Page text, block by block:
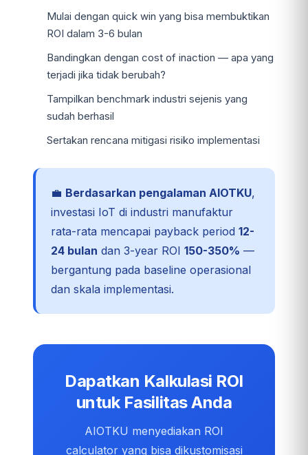
Mulai dengan quick win yang bisa membuktikan
ROI dalam 3-6 bulan
Bandingkan dengan cost of inaction — apa yang
terjadi jika tidak berubah?
Tampilkan benchmark industri sejenis yang
sudah berhasil
Sertakan rencana mitigasi risiko implementasi
💼 Berdasarkan pengalaman AIOTKU,
investasi IoT di industri manufaktur
rata-rata mencapai payback period 12-
24 bulan dan 3-year ROI 150-350% —
bergantung pada baseline operasional
dan skala implementasi.
Dapatkan Kalkulasi ROI
untuk Fasilitas Anda
AIOTKU menyediakan ROI
calculator yang bisa dikustomisasi